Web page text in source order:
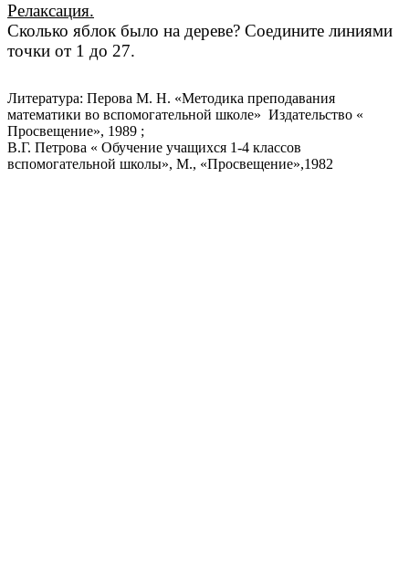
Релаксация.
Сколько яблок было на дереве? Соедините линиями
точки от 1 до 27.
Литература: Перова М. Н. «Методика преподавания
математики во вспомогательной школе» Издательство «
Просвещение», 1989 ;
В.Г. Петрова « Обучение учащихся 1-4 классов
вспомогательной школы», М., «Просвещение»,1982